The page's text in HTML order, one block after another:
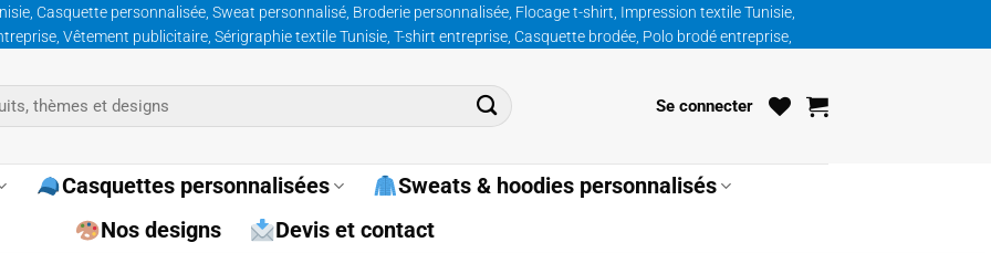
Casquette personnalisée, Sweat personnalisé, Broderie personnalisée, Flocage t-shirt, Impression textile Tunisie,
Vêtement publicitaire, Sérigraphie textile Tunisie, T-shirt entreprise, Casquette brodée, Polo brodé entreprise,
Se connecter
Casquettes personnalisées
Sweats & hoodies personnalisés
Nos designs
Devis et contact